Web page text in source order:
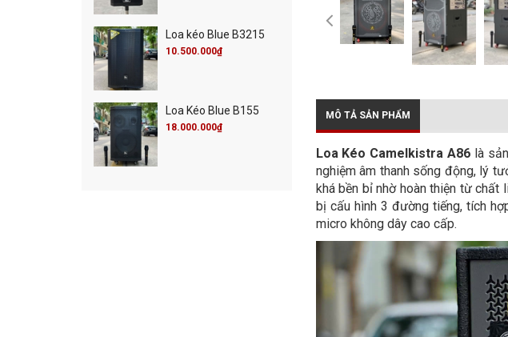
MÔ TẢ SẢN PHẨM
Loa Kéo Camelkistra A86 là
nghiệm âm thanh sống động, lý
khá bền bỉ nhờ hoàn thiện từ
bị cấu hình 3 đường tiếng, tích
micro không dây cao cấp.
Loa kéo Blue B3215
10.500.000₫
Loa Kéo Blue B155
18.000.000₫